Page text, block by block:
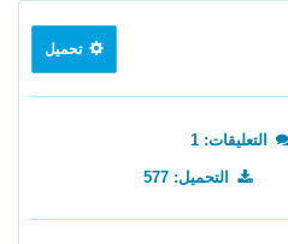
تحميل
التعليقات: 1
التحميل: 577